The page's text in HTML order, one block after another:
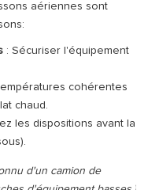
aériennes sont
: Sécuriser l'équipement
cohérentes
chaud.
les dispositions avant la
d'un camion de